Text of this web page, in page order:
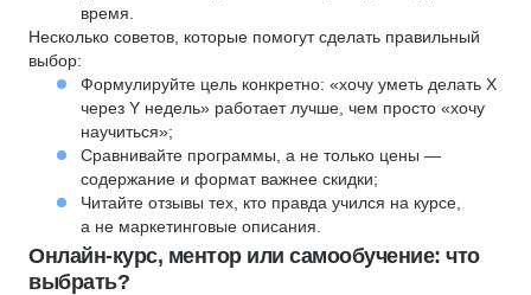
время.
Несколько советов, которые помогут сделать правильный
выбор:
Формулируйте цель конкретно: «хочу уметь делать X
через Y недель» работает лучше, чем просто «хочу
научиться»;
Сравнивайте программы, а не только цены —
содержание и формат важнее скидки;
Читайте отзывы тех, кто правда учился на курсе,
а не маркетинговые описания.
Онлайн-курс, ментор или самообучение: что
выбрать?